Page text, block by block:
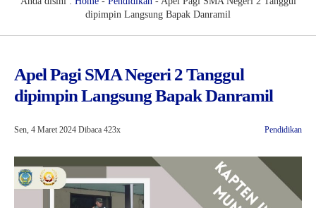
Informasi
Saluran Resmi WA
dipimpin Langsung Bapak Danramil
Apel Pagi SMA Negeri 2 Tanggul
dipimpin Langsung Bapak Danramil
Sen, 4 Maret 2024 Dibaca 423x Pendidikan